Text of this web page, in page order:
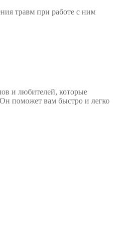
травм при работе с ним
и любителей, которые
поможет вам быстро и легко